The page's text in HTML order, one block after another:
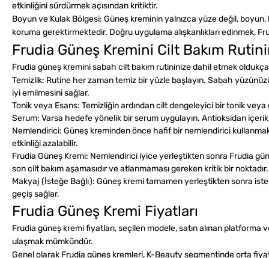
etkinliğini sürdürmek açısından kritiktir.
Boyun ve Kulak Bölgesi: Güneş kreminin yalnızca yüze değil, boyun,
koruma gerektirmektedir. Doğru uygulama alışkanlıkları edinmek,
Frudia Güneş Kremini Cilt Bakım
Frudia güneş kremini sabah cilt bakım rutininize dahil etmek
Temizlik: Rutine her zaman temiz bir yüzle başlayın. Sabah
iyi emilmesini sağlar.
Tonik veya Esans: Temizliğin ardından cilt dengeleyici bir tonik
Serum: Varsa hedefe yönelik bir serum uygulayın. Antioksidan
Nemlendirici: Güneş kreminden önce hafif bir nemlendirici
etkinliği azalabilir.
Frudia Güneş Kremi: Nemlendirici iyice yerleştikten sonra Frudia
son cilt bakım aşamasıdır ve atlanmaması gereken kritik bir noktadır.
Makyaj (İsteğe Bağlı): Güneş kremi tamamen yerleştikten sonra
geçiş sağlar.
Frudia Güneş Kremi Fiyatları
Frudia güneş kremi fiyatları, seçilen modele, satın alınan
ulaşmak mümkündür.
Genel olarak Frudia güneş kremleri, K-Beauty segmentinde orta